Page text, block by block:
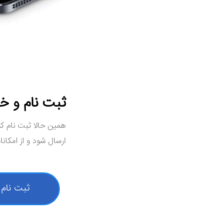
ثبت نام و
همین حالا ثبت
ارسال شود و از
ثبت نام